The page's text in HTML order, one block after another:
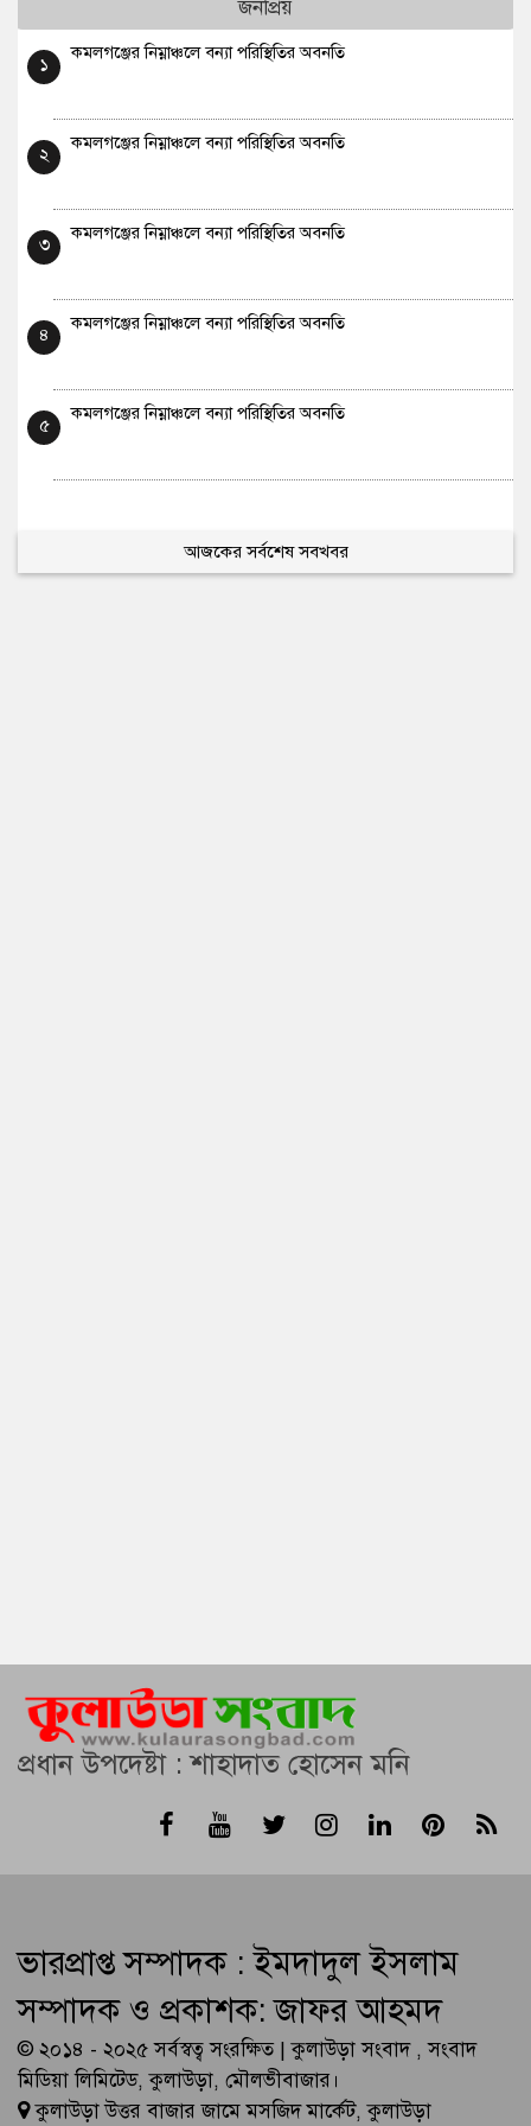
জনপ্রিয়
১
কমলগঞ্জের নিম্নাঞ্চলে বন্যা পরিস্থিতির অবনতি
২
কমলগঞ্জের নিম্নাঞ্চলে বন্যা পরিস্থিতির অবনতি
৩
কমলগঞ্জের নিম্নাঞ্চলে বন্যা পরিস্থিতির অবনতি
৪
কমলগঞ্জের নিম্নাঞ্চলে বন্যা পরিস্থিতির অবনতি
৫
কমলগঞ্জের নিম্নাঞ্চলে বন্যা পরিস্থিতির অবনতি
আজকের সর্বশেষ সবখবর
প্রধান উপদেষ্টা : শাহাদাত হোসেন মনি
ভারপ্রাপ্ত সম্পাদক : ইমদাদুল ইসলাম
সম্পাদক ও প্রকাশক: জাফর আহমদ
© ২০১৪ - ২০২৫ সর্বস্বত্ব সংরক্ষিত | কুলাউড়া সংবাদ , সংবাদ
মিডিয়া লিমিটেড, কুলাউড়া, মৌলভীবাজার।
কুলাউড়া উত্তর বাজার জামে মসজিদ মার্কেট, কুলাউড়া